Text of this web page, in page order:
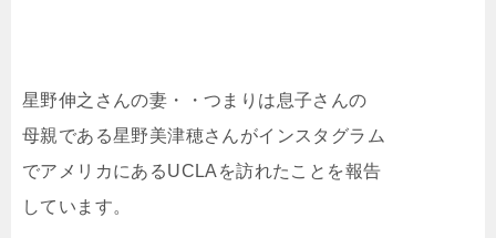
星野伸之さんの妻・・つまりは息子さんの
母親である星野美津穂さんがインスタグラム
でアメリカにあるUCLAを訪れたことを報告
しています。